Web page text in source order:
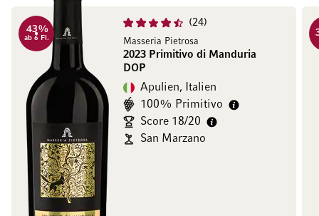
24
Masseria Pietrosa
2023 Primitivo di Manduria
DOP
43%
ab 6 Fl.
Apulien, Italien
100% Primitivo
Score 18/20
San Marzano